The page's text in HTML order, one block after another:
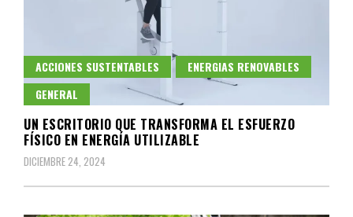
ACCIONES SUSTENTABLES
ENERGIAS RENOVABLES
GENERAL
UN ESCRITORIO QUE TRANSFORMA EL ESFUERZO
FÍSICO EN ENERGÍA UTILIZABLE
DICIEMBRE 24, 2024